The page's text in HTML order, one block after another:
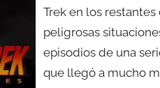
Trek en los
peligrosas
episodios de una
que llegó a mucho